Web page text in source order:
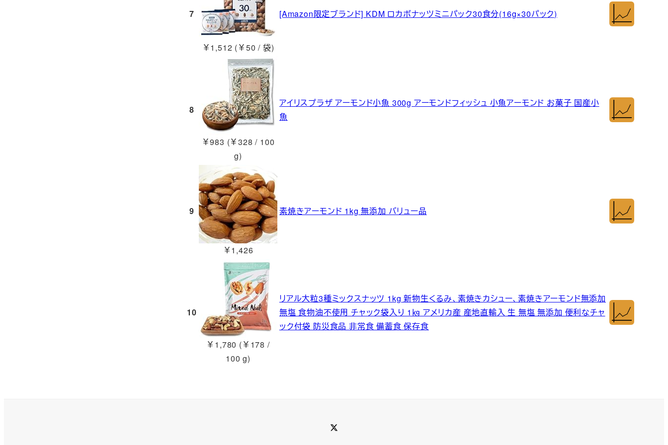
7
￥1,512 (￥50 / 袋)
[Amazon限定ブランド] KDM ロカボナッツミニパック30食分(16g×30パック)
8
￥983 (￥328 / 100
g)
アイリスプラザ アーモンド小魚 300g アーモンドフィッシュ 小魚アーモンド お菓子 国産小
魚
9
￥1,426
素焼きアーモンド 1kg 無添加 バリュー品
10
￥1,780 (￥178 /
100 g)
リアル大粒3種ミックスナッツ 1kg 新物生くるみ、素焼きカシュー、素焼きアーモンド無添加
無塩 食物油不使用 チャック袋入り 1㎏ アメリカ産 産地直輸入 生 無塩 無添加 便利なチャ
ック付袋 防災食品 非常食 備蓄食 保存食